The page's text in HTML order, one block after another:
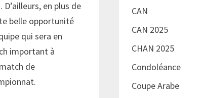
en plus de
belle opportunité
qui sera en
important à
de
CAN
CAN 2025
CHAN 2025
Condoléance
Coupe Arabe